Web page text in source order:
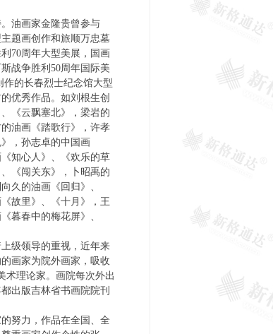
油画家金隆贵曾参与
题画创作和旅顺万忠墓
70周年大型美展，国画
战争胜利50周年国际美
的长春烈士纪念馆大型
优秀作品。如刘根生创
《云飘塞北》，梁岩的
油画《踏歌行》，许孝
，孙志卓的中国画
知心人》、《欢乐的草
《闯关东》，卜昭禹的
久的油画《回归》、
故里》、《十月》，王
暮春中的梅花屏》、
级领导的重视，近年来
画家为院外画家，吸收
术理论家。画院每次外出
出版吉林省书画院院刊
努力，作品在全国、全